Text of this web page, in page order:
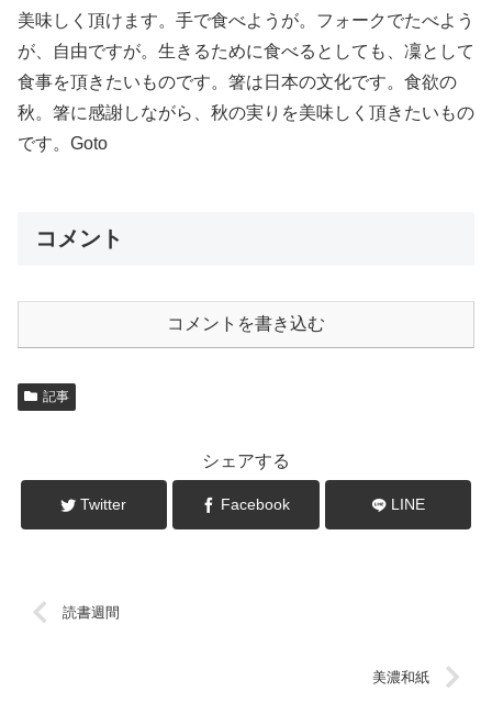
美味しく頂けます。手で食べようが。フォークでたべよう
が、自由ですが。生きるために食べるとしても、凜として
食事を頂きたいものです。箸は日本の文化です。食欲の
秋。箸に感謝しながら、秋の実りを美味しく頂きたいもの
です。Goto
コメント
コメントを書き込む
記事
シェアする
Twitter Facebook LINE
読書週間
美濃和紙